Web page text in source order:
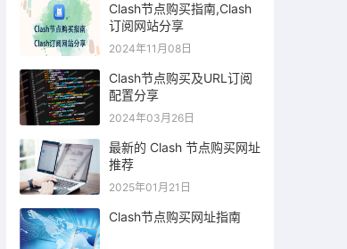
Clash节点购买指南,Clash
订阅网站分享
2024年11月08日
Clash节点购买及URL订阅
配置分享
2024年03月26日
最新的 Clash 节点购买网址
推荐
2025年01月21日
Clash节点购买网址指南